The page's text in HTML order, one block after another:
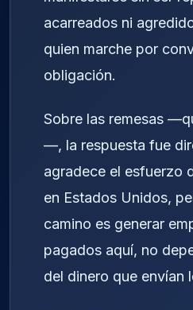
acarreados ni
quien marche por
obligación.
Sobre las remesas
—, la respuesta fue
agradece el esfuerzo
en Estados Unidos,
camino es generar
pagados aquí, no
del dinero que envían